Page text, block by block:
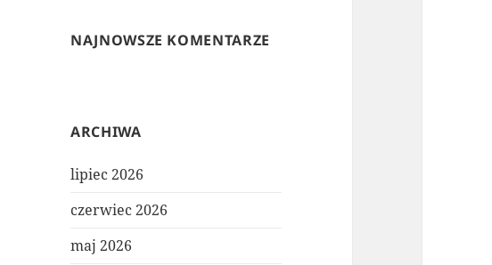
NAJNOWSZE KOMENTARZE
ARCHIWA
lipiec 2026
czerwiec 2026
maj 2026